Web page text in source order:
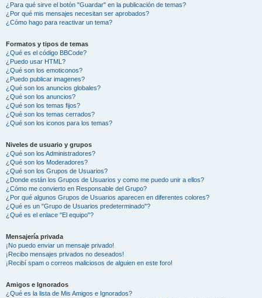
¿Para qué sirve el botón "Guardar" en la publicación de temas?
¿Por qué mis mensajes necesitan ser aprobados?
¿Cómo hago para reactivar un tema?
Formatos y tipos de temas
¿Qué es el código BBCode?
¿Puedo usar HTML?
¿Qué son los emoticonos?
¿Puedo publicar imagenes?
¿Qué son los anuncios globales?
¿Qué son los anuncios?
¿Qué son los temas fijos?
¿Qué son los temas cerrados?
¿Qué son los iconos para los temas?
Niveles de usuario y grupos
¿Qué son los Administradores?
¿Qué son los Moderadores?
¿Qué son los Grupos de Usuarios?
¿Donde están los Grupos de Usuarios y como me puedo unir a ellos?
¿Cómo me convierto en Responsable del Grupo?
¿Por qué algunos Grupos de Usuarios aparecen en diferentes colores?
¿Qué es un "Grupo de Usuarios predeterminado"?
¿Qué es el enlace "El equipo"?
Mensajería privada
¡No puedo enviar un mensaje privado!
¡Recibo mensajes privados no deseados!
¡Recibí spam o correos maliciosos de alguien en este foro!
Amigos e Ignorados
¿Qué es la lista de Mis Amigos e Ignorados?